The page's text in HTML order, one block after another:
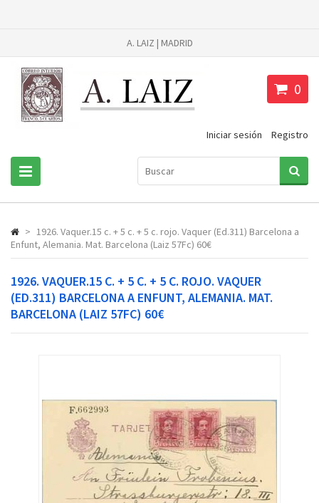
A. LAIZ | MADRID
0
Iniciar sesión Registro
> 1926. Vaquer.15 c. + 5 c. + 5 c. rojo. Vaquer (Ed.311) Barcelona a
Enfunt, Alemania. Mat. Barcelona (Laiz 57Fc) 60€
1926. VAQUER.15 C. + 5 C. + 5 C. ROJO. VAQUER
(ED.311) BARCELONA A ENFUNT, ALEMANIA. MAT.
BARCELONA (LAIZ 57FC) 60€